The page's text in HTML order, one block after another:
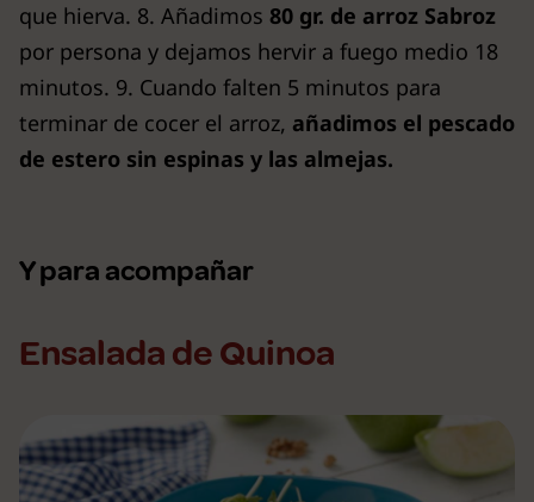
que hierva. 8. Añadimos 80 gr. de arroz Sabroz
por persona y dejamos hervir a fuego medio 18
minutos. 9. Cuando falten 5 minutos para
terminar de cocer el arroz, añadimos el pescado
de estero sin espinas y las almejas.
Y para acompañar
Ensalada de Quinoa